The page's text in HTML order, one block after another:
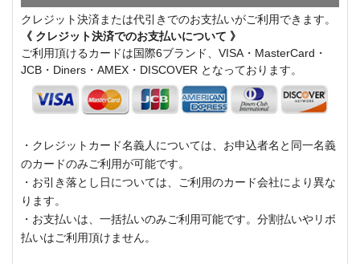
クレジット決済または代引きでのお支払いがご利用できます。
《 クレジット決済でのお支払いについて 》
ご利用頂けるカードは国際6ブランド、VISA・MasterCard・
JCB・Diners・AMEX・DISCOVER となっております。
・クレジットカード名義人については、お申込者名と同一名義
のカードのみご利用が可能です。
・お引き落とし日については、ご利用のカード会社により異な
ります。
・お支払いは、一括払いのみご利用可能です。分割払いやリボ
払いはご利用頂けません。